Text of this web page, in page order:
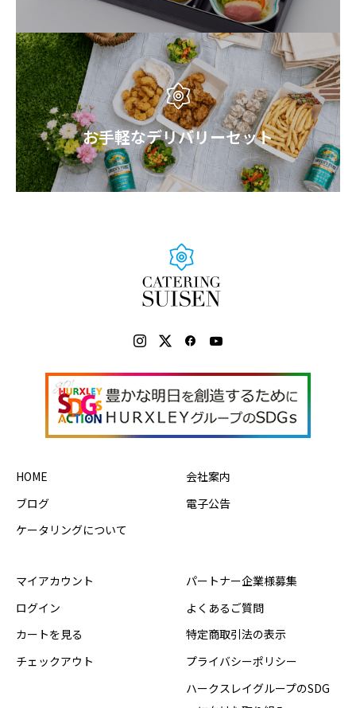
お手軽なデリバリーセット
HOME
ブログ
ケータリングについて
会社案内
電子公告
マイアカウント
ログイン
カートを見る
チェックアウト
パートナー企業様募集
よくあるご質問
特定商取引法の表示
プライバシーポリシー
ハークスレイグループのSDG